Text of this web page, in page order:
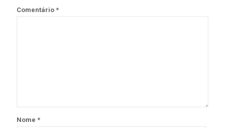
Comentário *
Nome *